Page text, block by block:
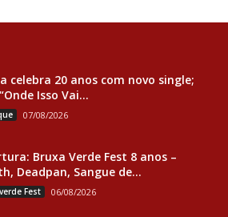
celebra 20 anos com novo single;
Isso Vai...
07/08/2026
Bruxa Verde Fest 8 anos –
Deadpan, Sangue de...
Fest 06/08/2026